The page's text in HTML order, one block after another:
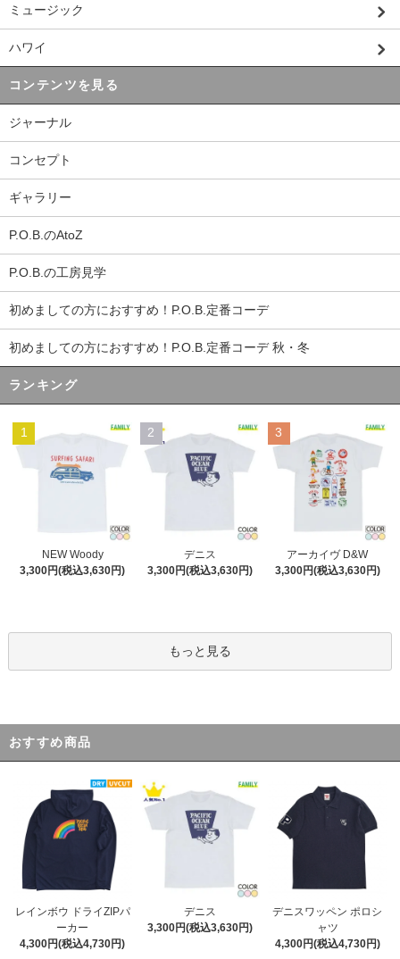
ミュージック
ハワイ
コンテンツを見る
ジャーナル
コンセプト
ギャラリー
P.O.B.のAtoZ
P.O.B.の工房見学
初めましての方におすすめ！P.O.B.定番コーデ
初めましての方におすすめ！P.O.B.定番コーデ 秋・冬
ランキング
1
NEW Woody
3,300円(税込3,630円)
2
デニス
3,300円(税込3,630円)
3
アーカイヴ D&W
3,300円(税込3,630円)
もっと見る
おすすめ商品
レインボウ ドライZIPパ
ーカー
4,300円(税込4,730円)
デニス
3,300円(税込3,630円)
デニスワッペン ポロシ
ャツ
4,300円(税込4,730円)